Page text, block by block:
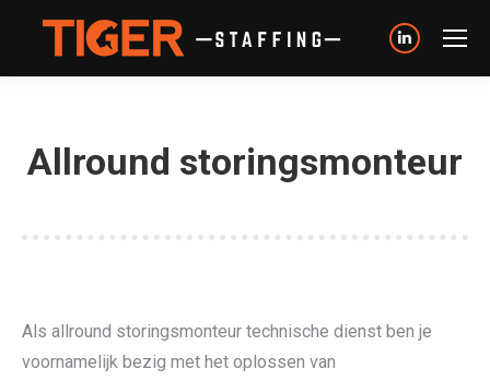
Linkedin
page
new
Allround storingsmonteur
Als allround storingsmonteur technische dienst ben je
voornamelijk bezig met het oplossen van